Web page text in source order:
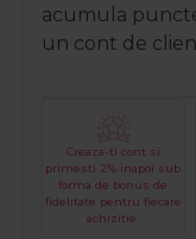
acumula
un cont de
Creaza-ti cont si
primesti 2% inapoi sub
forma de bonus de
fidelitate pentru fiecare
achizitie.